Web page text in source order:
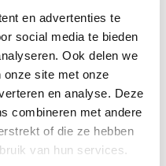
en advertenties te
social media te bieden
Ook delen we
onze site met onze
en analyse. Deze
combineren met andere
of die ze hebben
van hun services.
DN100-4"